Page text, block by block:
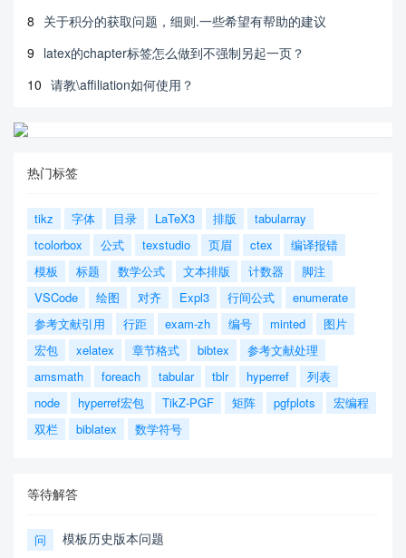
8 关于积分的获取问题，细则.一些希望有帮助的建议
9 latex的chapter标签怎么做到不强制另起一页？
10 请教\affiliation如何使用？
热门标签
tikz 字体 目录 LaTeX3 排版
tabularray
tcolorbox
公式 texstudio 页眉 ctex
编译报错
模板
标题 数学公式 文本排版 计数器
脚注
VSCode
绘图 对齐 Expl3 行间公式
enumerate
参考文献引用
行距 exam-zh 编号 minted
图片
宏包
xelatex 章节格式 bibtex
参考文献处理
amsmath
foreach tabular tblr hyperref
列表
node
hyperref宏包 TikZ-PGF 矩阵 pgfplots
宏编程
双栏
biblatex 数学符号
等待解答
问 模板历史版本问题